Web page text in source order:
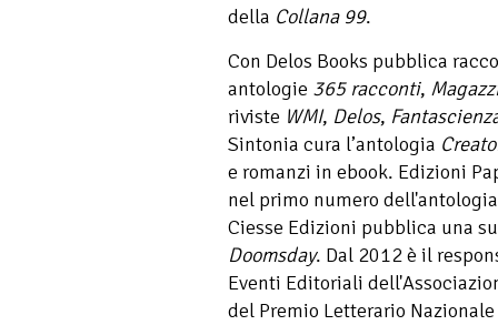
della Collana 99.
Con Delos Books pubblica
antologie 365 racconti,
riviste WMI, Delos,
Sintonia cura l’antologia
e romanzi in ebook. Edizioni
nel primo numero
Ciesse Edizioni pubblica una
Doomsday. Dal 2012 è il
Eventi Editoriali
del Premio Letterario